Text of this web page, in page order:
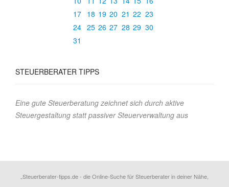
17
18 19 20 21 22 23
24 25 26 27 28 29 30
31
STEUERBERATER TIPPS
Eine gute Steuerberatung zeichnet sich durch aktive
Steuergestaltung statt passiver Steuerverwaltung aus
„Steuerberater-tipps.de - die Online-Suche für Steuerberater in deiner Nähe,